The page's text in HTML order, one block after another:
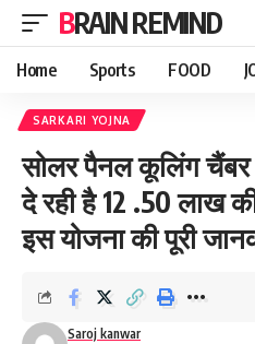
BRAIN REMIND
Home Sports FOOD
SARKARI YOJNA
सोलर पैनल कूलिंग
दे रही है 12 .50 लाख
इस योजना की पूरी
Saroj kanwar